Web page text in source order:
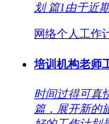
划 篇1由于近
网络个人工作
培训机构老师
时间过得可真
篇，展开新的